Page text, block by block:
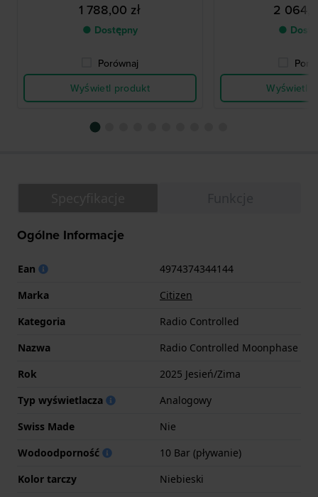
1 788,00 zł
● Dostępny
Porównaj
Wyświetl produkt
2
●
Wyświetl
Ogólne Informacje
Ean
4974374344144
Marka
Citizen
Kategoria
Radio Controlled
Nazwa
Radio Controlled Moonphase
Rok
2025 Jesień/Zima
Typ wyświetlacza
Analogowy
Swiss Made
Nie
Wodoodporność
10 Bar (pływanie)
Kolor tarczy
Niebieski